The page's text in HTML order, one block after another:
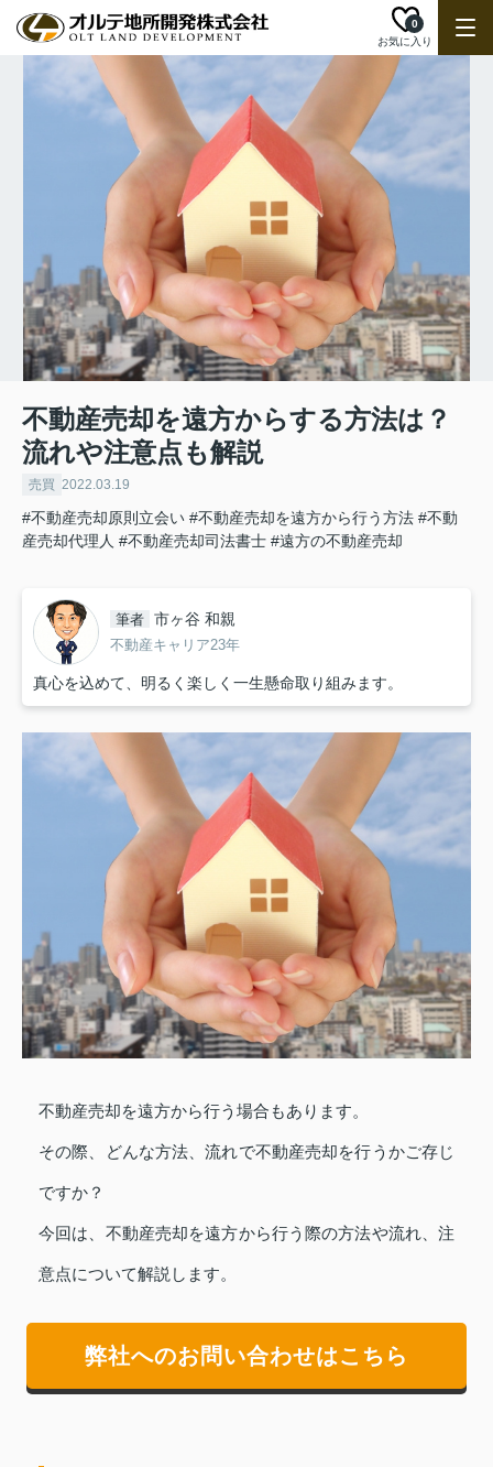
お気に入り
0
不動産売却を遠方からする方法は？
流れや注意点も解説
売買 2022.03.19
#不動産売却原則立会い #不動産売却を遠方から行う方法 #不動
産売却代理人 #不動産売却司法書士 #遠方の不動産売却
筆者 市ヶ谷 和親
不動産キャリア23年
真心を込めて、明るく楽しく一生懸命取り組みます。
不動産売却を遠方から行う場合もあります。
その際、どんな方法、流れで不動産売却を行うかご存じ
ですか？
今回は、不動産売却を遠方から行う際の方法や流れ、注
意点について解説します。
弊社へのお問い合わせはこちら